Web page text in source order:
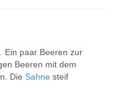
Ein paar Beeren zur
Beeren mit dem
Die Sahne steif